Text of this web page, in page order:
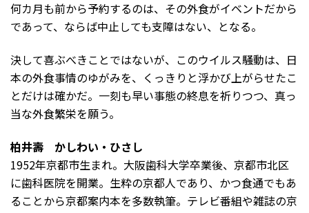
何カ月も前から予約するのは、その外食がイベントだから
であって、ならば中止しても支障はない、となる。
決して喜ぶべきことではないが、このウイルス騒動は、日
本の外食事情のゆがみを、くっきりと浮かび上がらせたこ
とだけは確かだ。一刻も早い事態の終息を祈りつつ、真っ
当な外食繁栄を願う。
柏井壽 かしわい・ひさし
1952年京都市生まれ。大阪歯科大学卒業後、京都市北区
に歯科医院を開業。生粋の京都人であり、かつ食通でもあ
ることから京都案内本を多数執筆。テレビ番組や雑誌の京